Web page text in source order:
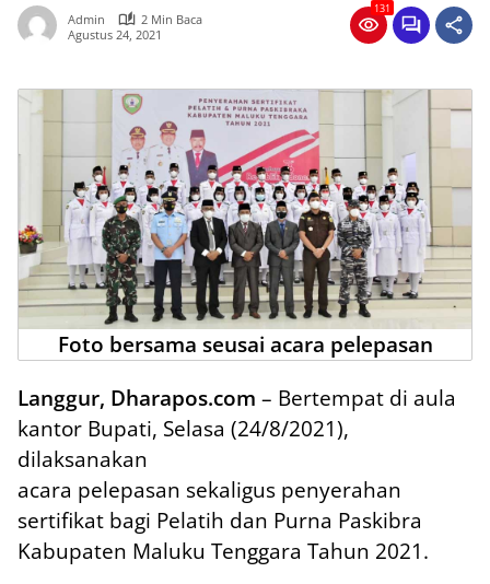
Admin
2 Min Baca
Agustus 24, 2021
131
Foto bersama seusai acara pelepasan
Langgur, Dharapos.com – Bertempat di aula
kantor Bupati, Selasa (24/8/2021),
dilaksanakan
acara pelepasan sekaligus penyerahan
sertifikat bagi Pelatih dan Purna Paskibra
Kabupaten Maluku Tenggara Tahun 2021.